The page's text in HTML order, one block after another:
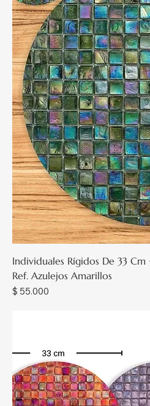
Individuales Rígidos De 33
Ref. Azulejos Amarillos
Precio
$ 55.000